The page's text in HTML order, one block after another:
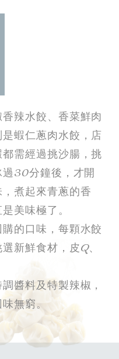
辣水餃、香菜鮮肉
蝦仁蔥肉水餃，店
需經過挑沙腸，挑
30分鐘後，才開
煮起來青蔥的香
美味極了。
的口味，每顆水餃
新鮮食材，皮Q、
醬料及特製辣椒，
無窮。